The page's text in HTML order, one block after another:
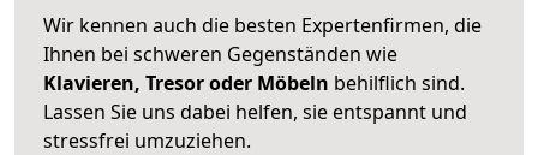
Wir kennen auch die besten Expertenfirmen, die
Ihnen bei schweren Gegenständen wie
Klavieren, Tresor oder Möbeln behilflich sind.
Lassen Sie uns dabei helfen, sie entspannt und
stressfrei umzuziehen.